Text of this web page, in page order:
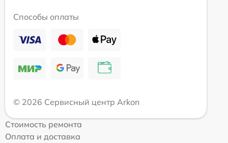
Способы оплаты
© 2026 Сервисный центр Arkon
Стоимость ремонта
Оплата и доставка